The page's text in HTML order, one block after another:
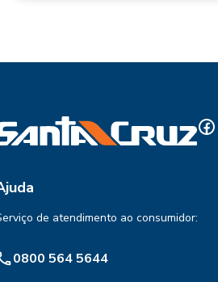
de atendimento ao consumidor:
0800 564 5644